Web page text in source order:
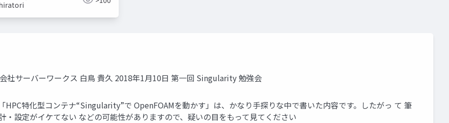
社サーバーワークス 白鳥 貴久 2018年1月10日 第一回 Singularity 勉強会
HPC特化型コンテナ“Singularity”で OpenFOAMを動かす」は、かなり手探りな中で書いた内容です。したがっ て 筆
・設定がイケてない などの可能性がありますので、疑いの目をもって見てください